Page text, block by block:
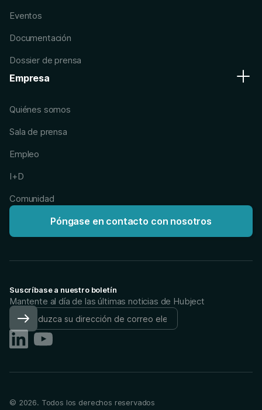
Eventos
Documentación
Dossier de prensa
Empresa
Quiénes somos
Sala de prensa
Empleo
I+D
Comunidad
Póngase en contacto con nosotros
Suscríbase a nuestro boletín
Mantente al día de las últimas noticias de Hubject
© 2026. Todos los derechos reservados